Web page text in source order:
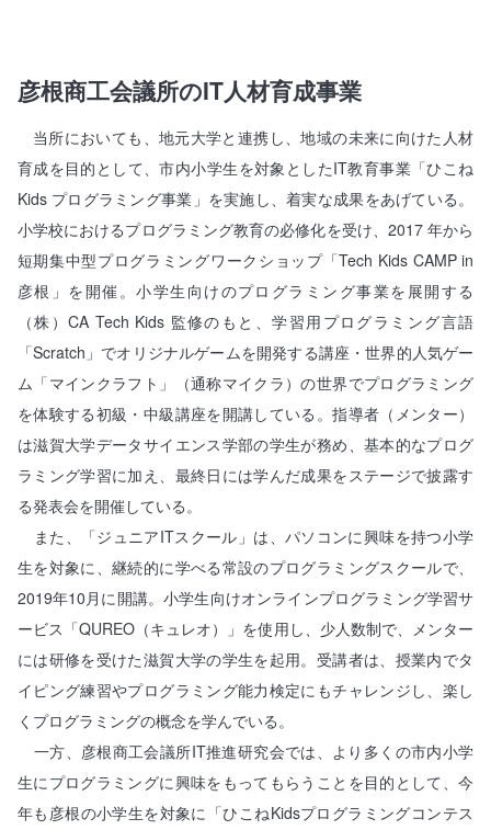
彦根商工会議所のIT人材育成事業
当所においても、地元大学と連携し、地域の未来に向けた人材
育成を目的として、市内小学生を対象としたIT教育事業「ひこね
Kids プログラミング事業」を実施し、着実な成果をあげている。
小学校におけるプログラミング教育の必修化を受け、2017 年から
短期集中型プログラミングワークショップ「Tech Kids CAMP in
彦根」を開催。小学生向けのプログラミング事業を展開する
（株）CA Tech Kids 監修のもと、学習用プログラミング言語
「Scratch」でオリジナルゲームを開発する講座・世界的人気ゲー
ム「マインクラフト」（通称マイクラ）の世界でプログラミング
を体験する初級・中級講座を開講している。指導者（メンター）
は滋賀大学データサイエンス学部の学生が務め、基本的なプログ
ラミング学習に加え、最終日には学んだ成果をステージで披露す
る発表会を開催している。
また、「ジュニアITスクール」は、パソコンに興味を持つ小学
生を対象に、継続的に学べる常設のプログラミングスクールで、
2019年10月に開講。小学生向けオンラインプログラミング学習サ
ービス「QUREO（キュレオ）」を使用し、少人数制で、メンター
には研修を受けた滋賀大学の学生を起用。受講者は、授業内でタ
イピング練習やプログラミング能力検定にもチャレンジし、楽し
くプログラミングの概念を学んでいる。
一方、彦根商工会議所IT推進研究会では、より多くの市内小学
生にプログラミングに興味をもってもらうことを目的として、今
年も彦根の小学生を対象に「ひこねKidsプログラミングコンテス